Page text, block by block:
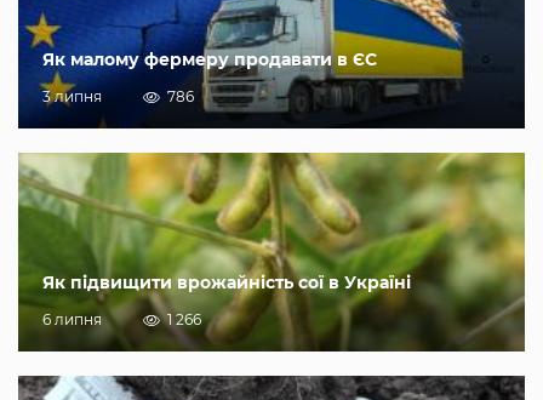
Як малому фермеру продавати в ЄС
3 липня 786
Як підвищити врожайність сої в Україні
6 липня 1 266